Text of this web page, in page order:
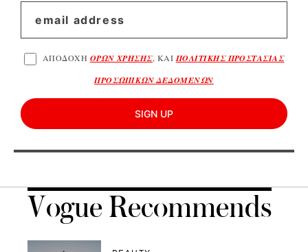
ΑΠΟΔΟΧΗ ΟΡΩΝ ΧΡΗΣΗΣ, ΚΑΙ ΠΟΛΙΤΙΚΗΣ ΠΡΟΣΤΑΣΙΑΣ
ΠΡΟΣΩΠΙΚΩΝ ΔΕΔΟΜΕΝΩΝ
SIGN UP
Vogue Recommends